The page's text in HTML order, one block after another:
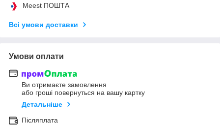
Meest ПОШТА
Всі умови доставки
Умови оплати
Ви отримаєте замовлення
або гроші повернуться на вашу картку
Детальніше
Післяплата